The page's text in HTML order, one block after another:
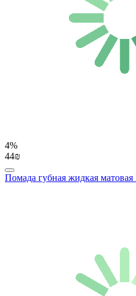
4%
44₪
Помада губная жидкая